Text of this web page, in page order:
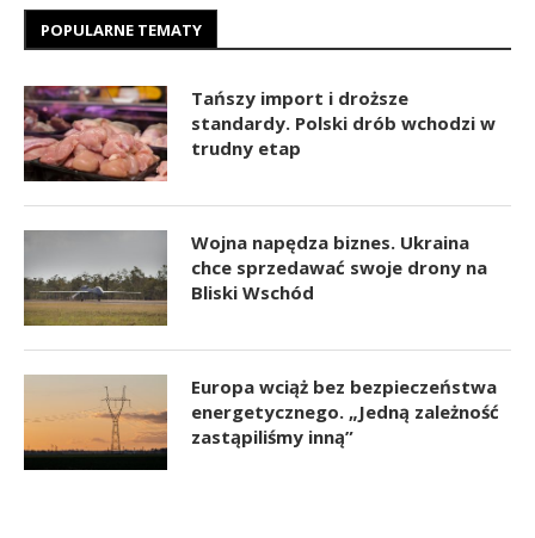
POPULARNE TEMATY
Tańszy import i droższe
standardy. Polski drób wchodzi w
trudny etap
Wojna napędza biznes. Ukraina
chce sprzedawać swoje drony na
Bliski Wschód
Europa wciąż bez bezpieczeństwa
energetycznego. „Jedną zależność
zastąpiliśmy inną”